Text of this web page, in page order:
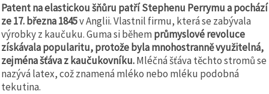
Patent na elastickou šňůru patří Stephenu Perrymu a pochází
ze 17. března 1845v Anglii. Vlastnil firmu, která se zabývala
výrobky z kaučuku. Guma si během průmyslové revoluce
získávala popularitu, protože byla mnohostranně využitelná,
zejména šťáva z kaučukovníku.Mléčná šťáva těchto stromů se
nazývá latex, což znamená mléko nebo mléku podobná
tekutina.